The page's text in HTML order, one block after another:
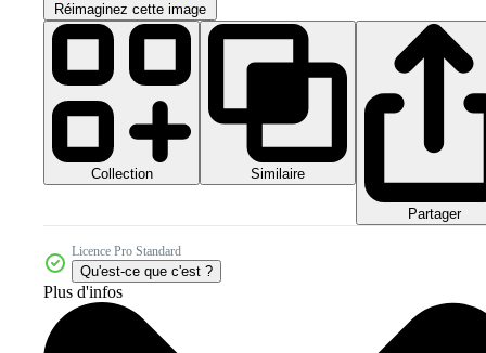
Réimaginez cette image
Collection Similaire
Partager
Licence Pro Standard
Qu'est-ce que c'est ?
Plus d'infos